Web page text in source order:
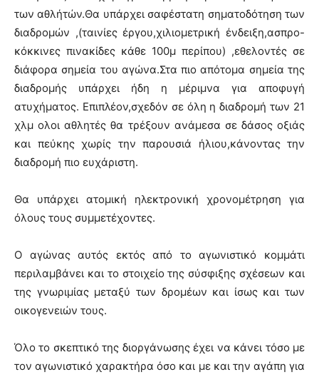
των αθλήτών.Θα υπάρχει σαφέστατη σηματοδότηση των
διαδρομών ,(ταινίες έργου,χιλιομετρική ένδειξη,ασπρο-
κόκκινες πινακίδες κάθε 100μ περίπου) ,εθελοντές σε
διάφορα σημεία του αγώνα.Στα πιο απότομα σημεία της
διαδρομής υπάρχει ήδη η μέριμνα για αποφυγή
ατυχήματος. Επιπλέον,σχεδόν σε όλη η διαδρομή των 21
χλμ ολοι αθλητές θα τρέξουν ανάμεσα σε δάσος οξιάς
και πεύκης χωρίς την παρουσιά ήλιου,κάνοντας την
διαδρομή πιο ευχάριστη.
Θα υπάρχει ατομική ηλεκτρονική χρονομέτρηση για
όλους τους συμμετέχοντες.
Ο αγώνας αυτός εκτός από το αγωνιστικό κομμάτι
περιλαμβάνει και το στοιχείο της σύσφιξης σχέσεων και
της γνωριμίας μεταξύ των δρομέων και ίσως και των
οικογενειών τους.
Όλο το σκεπτικό της διοργάνωσης έχει να κάνει τόσο με
τον αγωνιστικό χαρακτήρα όσο και με και την αγάπη για